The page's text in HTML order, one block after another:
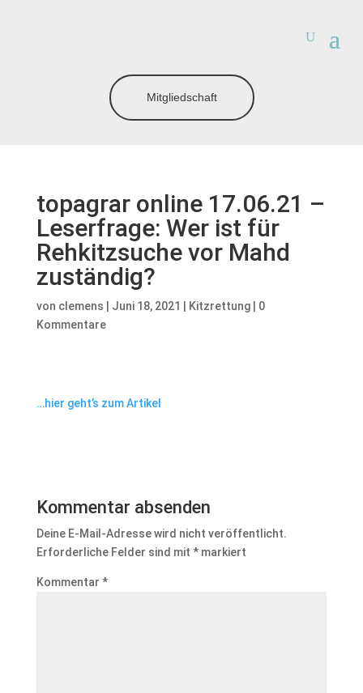
Mitgliedschaft
topagrar online 17.06.21 –
Leserfrage: Wer ist für
Rehkitzsuche vor Mahd
zuständig?
von clemens Juni 18, 2021 Kitzrettung| 0
Kommentare
…hier geht’s zum Artikel
Kommentar absenden
Deine E-Mail-Adresse wird nicht veröffentlicht.
Erforderliche Felder sind mit *markiert
Kommentar *